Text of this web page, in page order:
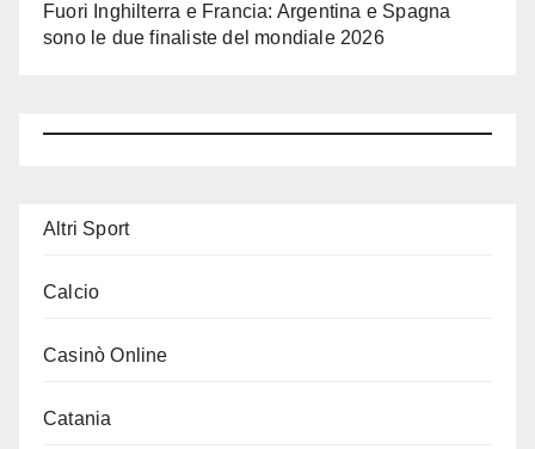
Fuori Inghilterra e Francia: Argentina e Spagna
sono le due finaliste del mondiale 2026
Altri Sport
Calcio
Casinò Online
Catania